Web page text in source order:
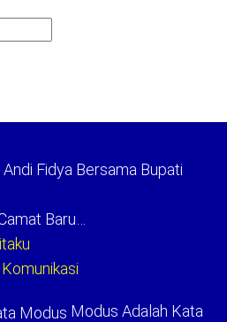
Baru…
Modus Adalah Kata